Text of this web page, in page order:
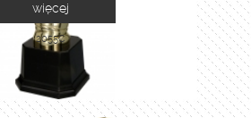
2055C
więcej